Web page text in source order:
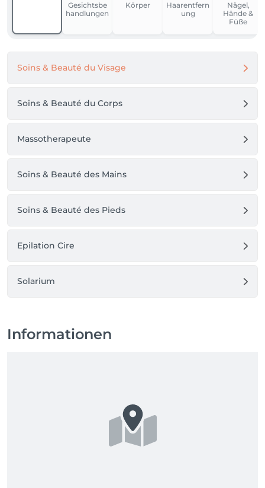
Gesichtsbe
handlungen
Körper
Haarentfern
ung
Nägel,
Hände &
Füße
Soins & Beauté du Visage
Soins & Beauté du Corps
Massotherapeute
Soins & Beauté des Mains
Soins & Beauté des Pieds
Epilation Cire
Solarium
Informationen